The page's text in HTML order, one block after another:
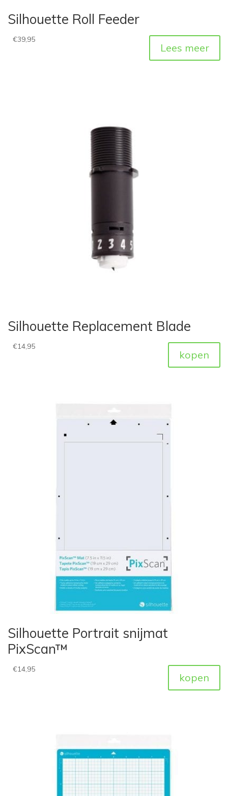
Silhouette Roll Feeder
€39,95
Lees meer
Silhouette Replacement Blade
€14,95
kopen
Silhouette Portrait snijmat
PixScan™
€14,95
kopen